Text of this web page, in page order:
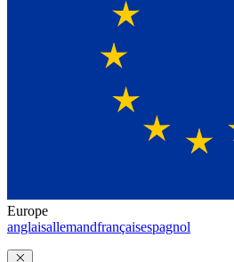
Europe
anglaisallemandfrançaisespagnol